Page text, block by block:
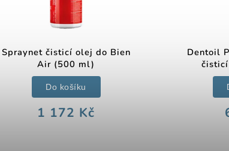
Spraynet čisticí olej do Bien
Air (500 ml)
1 172 Kč
Do košíku
Dentoil